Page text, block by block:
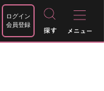
ログイン
会員登録